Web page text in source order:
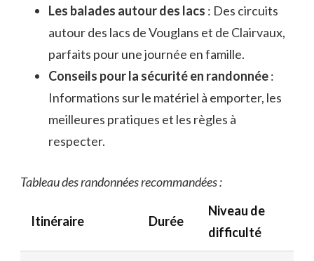
Les balades autour des lacs : Des circuits
autour des lacs de Vouglans et de Clairvaux,
parfaits pour une journée en famille.
Conseils pour la sécurité en randonnée:
Informations sur le matériel à emporter, les
meilleures pratiques et les règles à
respecter.
Tableau des randonnées recommandées :
Itinéraire Durée
Niveau de
difficulté